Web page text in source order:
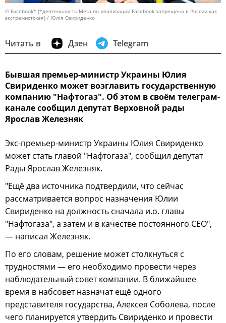
© Facebook* (*деятельность Meta по реализации Facebook запрещена в России как
экстремистская) / Юлія Свириденко
Читать в Дзен Telegram
Бывшая премьер-министр Украины Юлия
Свириденко может возглавить государственную
компанию "Нафтогаз". Об этом в своём телеграм-
канале сообщил депутат Верховной рады
Ярослав Железняк
Экс-премьер-министр Украины Юлия Свириденко
может стать главой "Нафтогаза", сообщил депутат
Рады Ярослав Железняк.
"Ещё два источника подтвердили, что сейчас
рассматривается вопрос назначения Юлии
Свириденко на должность сначала и.о. главы
"Нафтогаза", а затем и в качестве постоянного CEO",
— написал Железняк.
По его словам, решение может столкнуться с
трудностями — его необходимо провести через
наблюдательный совет компании. В ближайшее
время в набсовет назначат ещё одного
представителя государства, Алексея Соболева, после
чего планируется утвердить Свириденко и провести